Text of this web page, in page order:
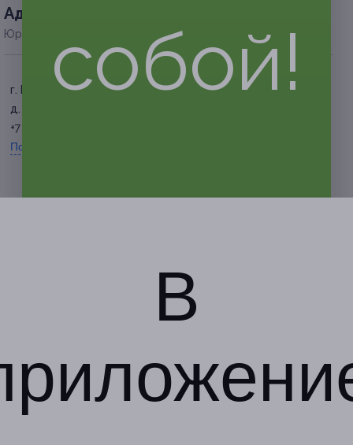
Адресa
Юридическая информация о партнёре
г. Краснодар, ул. Северная,
д. 256
+7 (918) 615-04-32
Показать номер телефона
собой!
В